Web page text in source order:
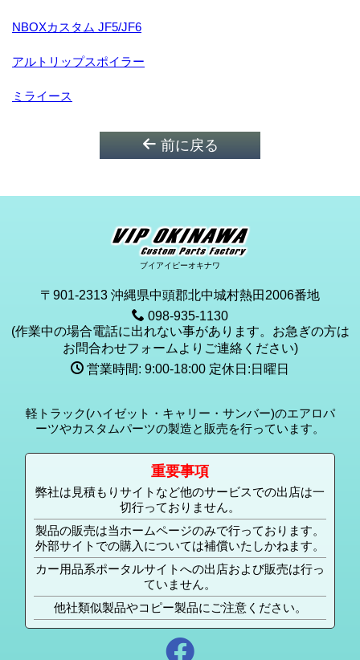
NBOXカスタム JF5/JF6
アルトリップスポイラー
ミライース
前に戻る
ブイアイピーオキナワ
〒901-2313 沖縄県中頭郡北中城村熱田2006番地
098-935-1130
(作業中の場合電話に出れない事があります。お急ぎの方は
お問合わせフォームよりご連絡ください)
営業時間: 9:00-18:00 定休日:日曜日
軽トラック(ハイゼット・キャリー・サンバー)のエアロパ
ーツやカスタムパーツの製造と販売を行っています。
重要事項
弊社は見積もりサイトなど他のサービスでの出店は一
切行っておりません。
製品の販売は当ホームページのみで行っております。
外部サイトでの購入については補償いたしかねます。
カー用品系ポータルサイトへの出店および販売は行っ
ていません。
他社類似製品やコピー製品にご注意ください。